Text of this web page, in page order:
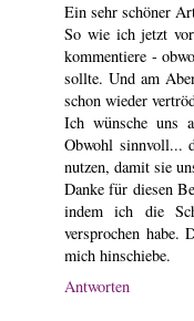
Ein sehr schöner
So wie ich jetzt
kommentiere -
sollte. Und am
schon wieder
Ich wünsche uns
Obwohl sinnvoll...
nutzen, damit sie
Danke für diesen
indem ich die
versprochen habe.
mich hinschiebe.
Antworten